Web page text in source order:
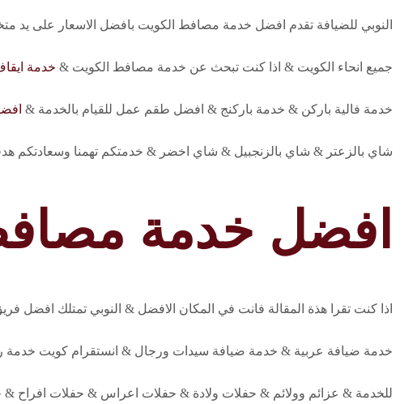
النوبي للضيافة تقدم افضل خدمة مصافط الكويت بافضل الاسعار على يد متخصصون خدمة 24
جميع انحاء الكويت & اذا كنت تبحث عن خدمة مصافط الكويت & خدمة
خدمة فالية باركن & خدمة باركنج & افضل طقم عمل للقيام بالخدمة &
شاي بالزعتر & شاي بالزنجبيل & شاي اخضر & خدمتكم تهمنا وسعادتكم
افضل خدمة
اذا كنت تقرا هذة المقالة فانت في المكان الافضل & النوبي تمتلك افضل
خدمة ضيافة عربية & خدمة ضيافة سيدات ورجال & انستقرام كويت
للخدمة & عزائم وولائم & حفلات ولادة & حفلات اعراس & حفلات افراح